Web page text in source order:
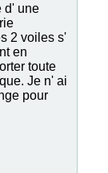
d' une
2 voiles s'
en
toute
Je n' ai
pour